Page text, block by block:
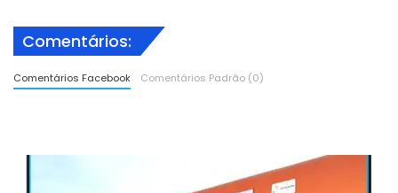
Comentários:
Comentários Facebook Comentários Padrão (0)